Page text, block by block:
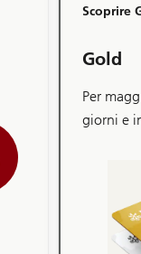
Gold
Per
giorni e
Scoprire